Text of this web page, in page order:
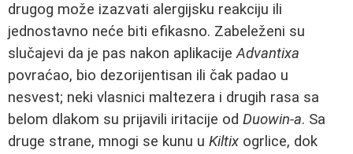
drugog može izazvati alergijsku reakciju ili
jednostavno neće biti efikasno. Zabeleženi su
slučajevi da je pas nakon aplikacijeAdvantixa
povraćao, bio dezorijentisan ili čak padao u
nesvest; neki vlasnici maltezera i drugih rasa sa
belom dlakom su prijavili iritacije od Duowin‑a. Sa
druge strane, mnogi se kunu u Kiltix ogrlice, dok